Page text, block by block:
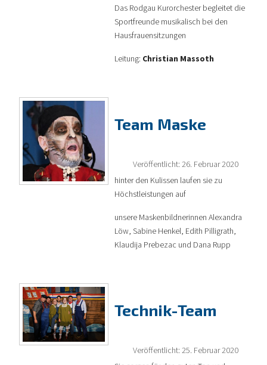
Das Rodgau Kurorchester begleitet die
Sportfreunde musikalisch bei den
Hausfrauensitzungen
Leitung: Christian Massoth
Team Maske
Veröffentlicht: 26. Februar 2020
hinter den Kulissen laufen sie zu
Höchstleistungen auf
unsere Maskenbildnerinnen Alexandra
Löw, Sabine Henkel, Edith Pilligrath,
Klaudija Prebezac und Dana Rupp
Technik-Team
Veröffentlicht: 25. Februar 2020